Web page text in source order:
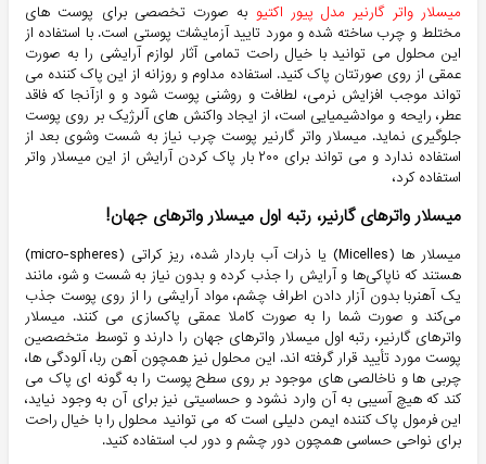
میسلار واتر گارنیر مدل پیور اکتیو به صورت تخصصی برای پوست های
مختلط و چرب ساخته شده و مورد تایید آزمایشات پوستی است. با استفاده از
این محلول می توانید با خیال راحت تمامی آثار لوازم آرایشی را به صورت
عمقی از روی صورتتان پاک کنید. استفاده مداوم و روزانه از این پاک کننده می
تواند موجب افزایش نرمی، لطافت و روشنی پوست شود و و ازآنجا که فاقد
عطر، رایحه و موادشیمیایی است، از ایجاد واکنش های آلرژیک بر روی پوست
جلوگیری نماید. میسلار واتر گارنیر پوست چرب نیاز به شست وشوی بعد از
استفاده ندارد و می تواند برای ۲۰۰ بار پاک کردن آرایش از این میسلار واتر
استفاده کرد،
میسلار واترهای گارنیر، رتبه اول میسلار واترهای جهان!
میسلار ها (Micelles) یا ذرات آب باردار شده، ریز کراتی (micro-spheres)
هستند که ناپاکی‌ها و آرایش را جذب کرده و بدون نیاز به شست و شو، مانند
یک آهنربا بدون آزار دادن اطراف چشم، مواد آرایشی را از روی پوست جذب
می‌کند و صورت شما را به صورت کاملا عمقی پاکسازی می کنند. میسلار
واترهای گارنیر، رتبه اول میسلار واترهای جهان را دارند و توسط متخصصین
پوست مورد تأیید قرار گرفته اند. این محلول نیز همچون آهن ربا، آلودگی ها،
چربی ها و ناخالصی های موجود بر روی سطح پوست را به گونه ای پاک می
کند که هیچ آسیبی به آن وارد نشود و حساسیتی نیز برای آن به وجود نیاید،
این فرمول پاک کننده ایمن دلیلی است که می توانید محلول را با خیال راحت
برای نواحی حساسی همچون دور چشم و دور لب استفاده کنید.